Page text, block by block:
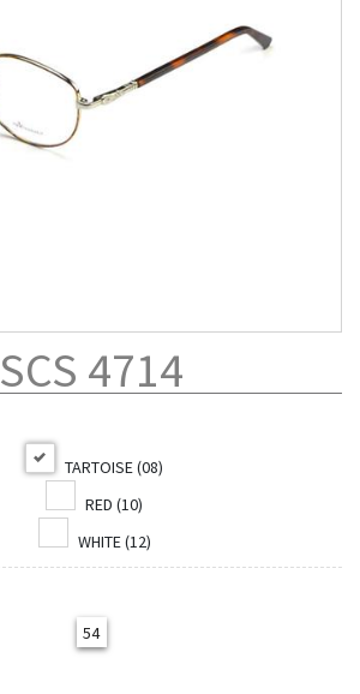
SCS 4714
TARTOISE (08)
RED (10)
WHITE (12)
54